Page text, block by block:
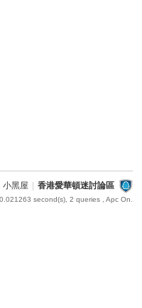
小黑屋 香港愛華頓迷討論區
second(s), 2 queries , Apc On.